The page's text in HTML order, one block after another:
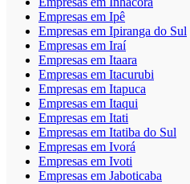
Empresas em Ipê
Empresas em Ipiranga do Sul
Empresas em Iraí
Empresas em Itaara
Empresas em Itacurubi
Empresas em Itapuca
Empresas em Itaqui
Empresas em Itati
Empresas em Itatiba do Sul
Empresas em Ivorá
Empresas em Ivoti
Empresas em Jaboticaba